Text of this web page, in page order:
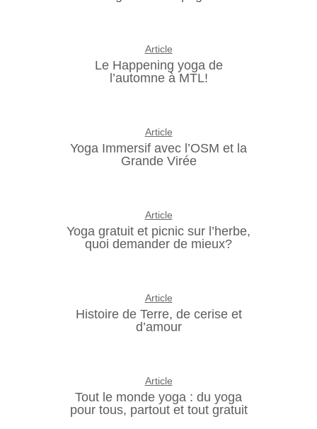
Article
Le Happening yoga de
l’automne à MTL!
Article
Yoga Immersif avec l’OSM et la
Grande Virée
Article
Yoga gratuit et picnic sur l’herbe,
quoi demander de mieux?
Article
Histoire de Terre, de cerise et
d’amour
Article
Tout le monde yoga : du yoga
pour tous, partout et tout gratuit